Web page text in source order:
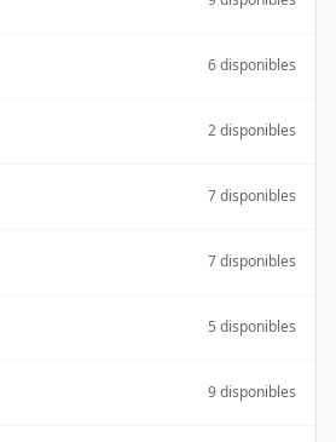
6 disponibles
2 disponibles
7 disponibles
7 disponibles
5 disponibles
9 disponibles